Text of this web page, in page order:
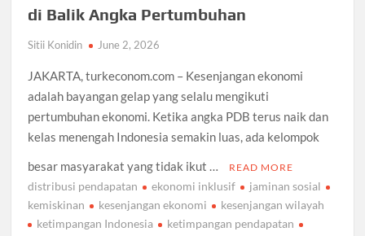
di Balik Angka Pertumbuhan
Sitii Konidin June 2, 2026
JAKARTA, turkeconom.com – Kesenjangan ekonomi
adalah bayangan gelap yang selalu mengikuti
pertumbuhan ekonomi. Ketika angka PDB terus naik dan
kelas menengah Indonesia semakin luas, ada kelompok
besar masyarakat yang tidak ikut …
READ MORE
distribusi pendapatan ekonomi inklusif
jaminan sosial
kemiskinan
kesenjangan ekonomi
kesenjangan wilayah
ketimpangan Indonesia
ketimpangan pendapatan